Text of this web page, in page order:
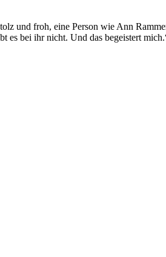
und froh, eine Person wie Ann
es bei ihr nicht. Und das begeistert